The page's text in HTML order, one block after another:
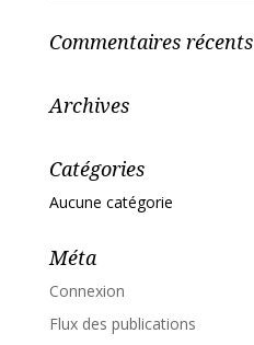
Commentaires récents
Archives
Catégories
Aucune catégorie
Méta
Connexion
Flux des publications